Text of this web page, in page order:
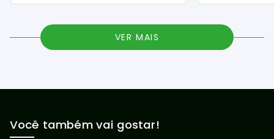
VER MAIS
Você também vai gostar!